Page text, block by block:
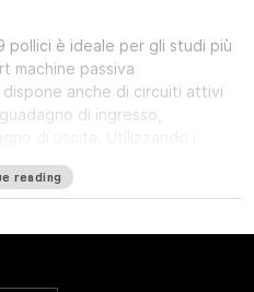
pollici è ideale per gli studi più
machine passiva
anche di circuiti attivi
di ingresso,
stereo (secondo lo standard
reading